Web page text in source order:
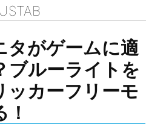
タがゲームに適
ブルーライトを
ッカーフリーモ